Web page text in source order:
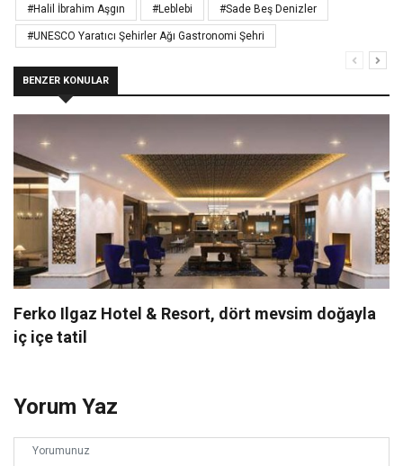
#Halil İbrahim Aşgın #Leblebi #Sade Beş Denizler
#UNESCO Yaratıcı Şehirler Ağı Gastronomi Şehri
BENZER KONULAR
Ferko Ilgaz Hotel & Resort, dört mevsim doğayla
iç içe tatil
Yorum Yaz